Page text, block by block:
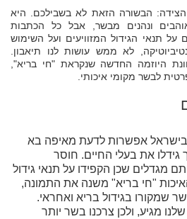
הצידה: הבשורה הזאת לא בשבילכם. היא
ונהנים מבשר, אבל כל הכתבות
תנאי הגידול המזוויעים ועל השימוש
לא ממש עושות לנו תיאבון.
היוזמה החדשה שנקראת "חי בריא",
לבשר מקומי איכותי.
בישראל אפשרות לדעת מאיפה בא
גידלו את בעלי החיים. חוסר
מגדלים שכן הקפידו על תנאי גידול
"חי בריא" משנה את התמונה,
שמקורו בגידול בריא ואחראי.
מגיע, ולכן צרכנו בשר יותר